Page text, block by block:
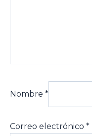
Nombre *
Correo electrónico *